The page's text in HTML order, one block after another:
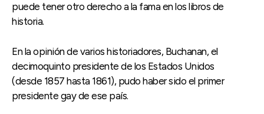
puede tener otro derecho a la fama en los libros de
historia.
En la opinión de varios historiadores, Buchanan, el
decimoquinto presidente de los Estados Unidos
(desde 1857 hasta 1861), pudo haber sido el primer
presidente gay de ese país.